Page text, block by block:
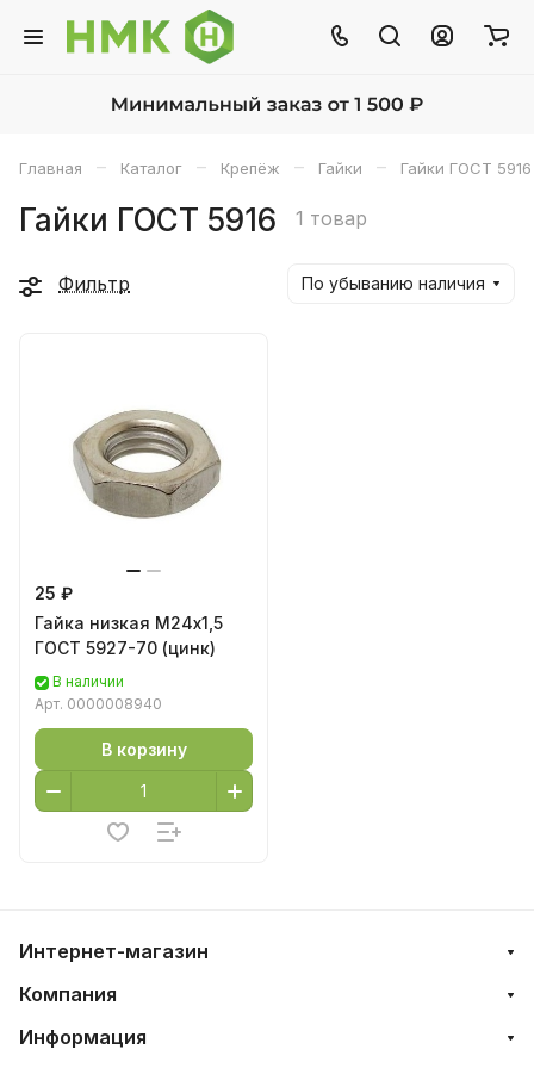
Главная – Каталог – Крепёж – Гайки – Гайки ГОСТ 5916
Гайки ГОСТ 5916 1 товар
Фильтр По убыванию наличия
25 ₽
Гайка низкая М24х1,5
ГОСТ 5927-70 (цинк)
В наличии
Арт. 0000008940
В корзину
Интернет-магазин
Компания
Информация